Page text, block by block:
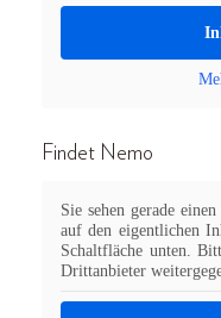
Findet Nemo
Sie sehen gerade
auf den eigentlichen
Schaltfläche unten.
Drittanbieter